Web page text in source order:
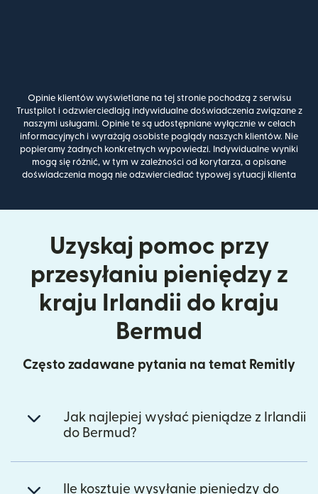
Opinie klientów wyświetlane na tej stronie pochodzą z serwisu
Trustpilot i odzwierciedlają indywidualne doświadczenia związane z
naszymi usługami. Opinie te są udostępniane wyłącznie w celach
informacyjnych i wyrażają osobiste poglądy naszych klientów. Nie
popieramy żadnych konkretnych wypowiedzi. Indywidualne wyniki
mogą się różnić, w tym w zależności od korytarza, a opisane
doświadczenia mogą nie odzwierciedlać typowej sytuacji klienta
Uzyskaj pomoc przy
przesyłaniu pieniędzy z
kraju Irlandii do kraju
Bermud
Często zadawane pytania na temat Remitly
Jak najlepiej wysłać pieniądze z Irlandii
do Bermud?
Ile kosztuje wysyłanie pieniędzy do